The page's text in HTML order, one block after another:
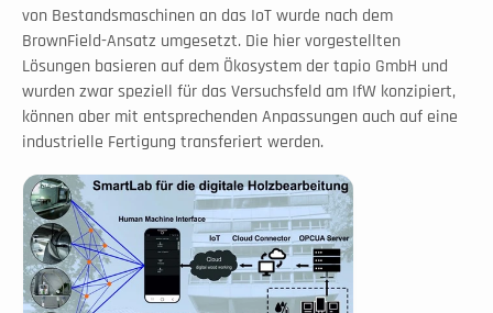
von Bestandsmaschinen an das IoT wurde nach dem
BrownField-Ansatz umgesetzt. Die hier vorgestellten
Lösungen basieren auf dem Ökosystem der tapio GmbH und
wurden zwar speziell für das Versuchsfeld am IfW konzipiert,
können aber mit entsprechenden Anpassungen auch auf eine
industrielle Fertigung transferiert werden.